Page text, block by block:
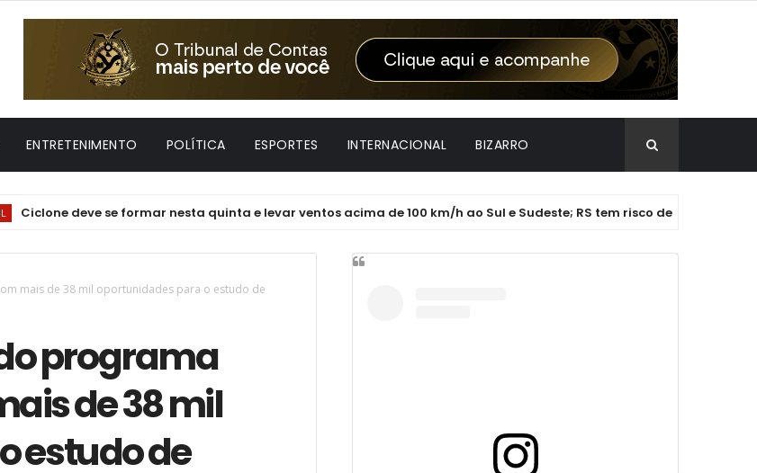
ENTRETENIMENTO POLÍTICA ESPORTES INTERNACIONAL BIZARRO
deve se formar nesta quinta e levar ventos acima de 100 km/h ao Sul e Sudeste; RS tem risco de tornado
mais de 38 mil oportunidades para o estudo de
programa
de 38 mil
estudo de